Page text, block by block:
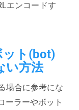
エンコードす
ト(bot)
い方法
場合に参考にな
ーラーやボット